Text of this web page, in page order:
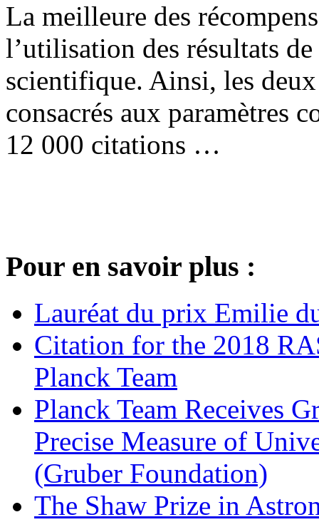
La meilleure des
l’utilisation des résultats
scientifique. Ainsi, les
consacrés aux paramètres
12 000 citations …
Pour en savoir plus :
Lauréat du prix Emilie
Citation for the 2018
Planck Team
Planck Team Receives
Precise Measure of
(Gruber Foundation)
The Shaw Prize in